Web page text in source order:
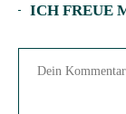
ICH FREUE